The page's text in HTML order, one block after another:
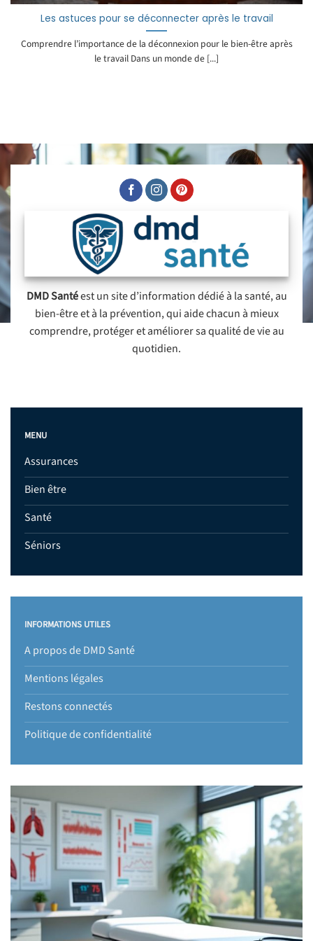
Les astuces pour se déconnecter après le travail
Comprendre l’importance de la déconnexion pour le bien-être après
le travail Dans un monde de [...]
DMD Santéest un site d’information dédié à la santé, au
bien-être et à la prévention, qui aide chacun à mieux
comprendre, protéger et améliorer sa qualité de vie au
quotidien.
MENU
Assurances
Bien être
Santé
Séniors
INFORMATIONS UTILES
A propos de DMD Santé
Mentions légales
Restons connectés
Politique de confidentialité